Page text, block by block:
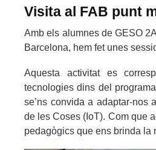
Visita al FAB punt
Amb els alumnes de GESO
Barcelona, hem fet unes
Aquesta activitat es
tecnologies dins del
se’ns convida a adaptar-nos
de les Coses (IoT). Com que
pedagògics que ens brinda la